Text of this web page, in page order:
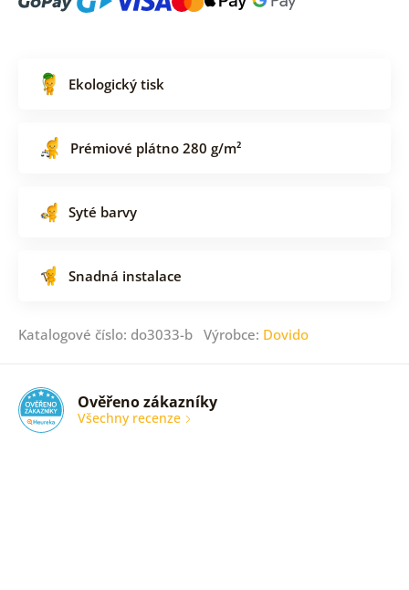
Ekologický tisk
Prémiové plátno 280 g/m²
Syté barvy
Snadná instalace
Katalogové číslo: do3033-b Výrobce: Dovido
Ověřeno zákazníky
Všechny recenze